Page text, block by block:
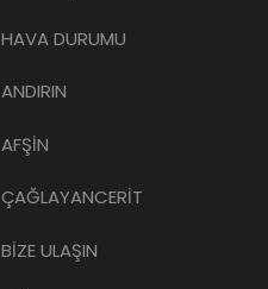
HAVA DURUMU
ANDIRIN
AFŞİN
ÇAĞLAYANCERİT
BİZE ULAŞIN